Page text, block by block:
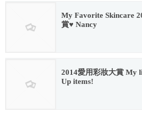
My Favorite Skincare
賞♥ Nancy
2014愛用彩妝大賞 My
Up items!